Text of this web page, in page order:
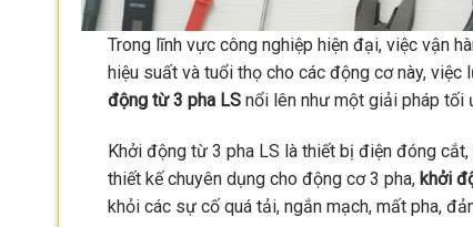
Trong lĩnh vực công nghiệp hiện đại, việc vận
hiệu suất và tuổi thọ cho các động cơ này,
động từ 3 pha LS nổi lên như một giải pháp tối
Khởi động từ 3 pha LS là thiết bị điện đóng
thiết kế chuyên dụng cho động cơ 3 pha, khởi
khỏi các sự cố quá tải, ngắn mạch, mất pha,